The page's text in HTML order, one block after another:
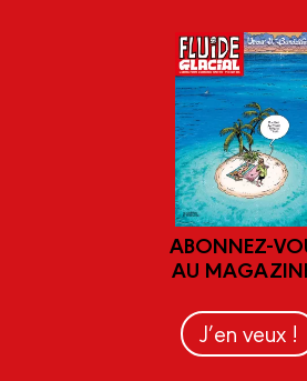
ABONNEZ-
AU
J’en veux !